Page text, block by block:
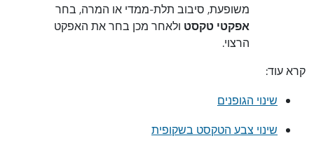
משופעת, סיבוב תלת-ממדי או המרה, בחר
אפקטי טקסט ולאחר מכן בחר את האפקט
הרצוי.
קרא עוד:
שינוי הגופנים
שינוי צבע הטקסט בשקופית